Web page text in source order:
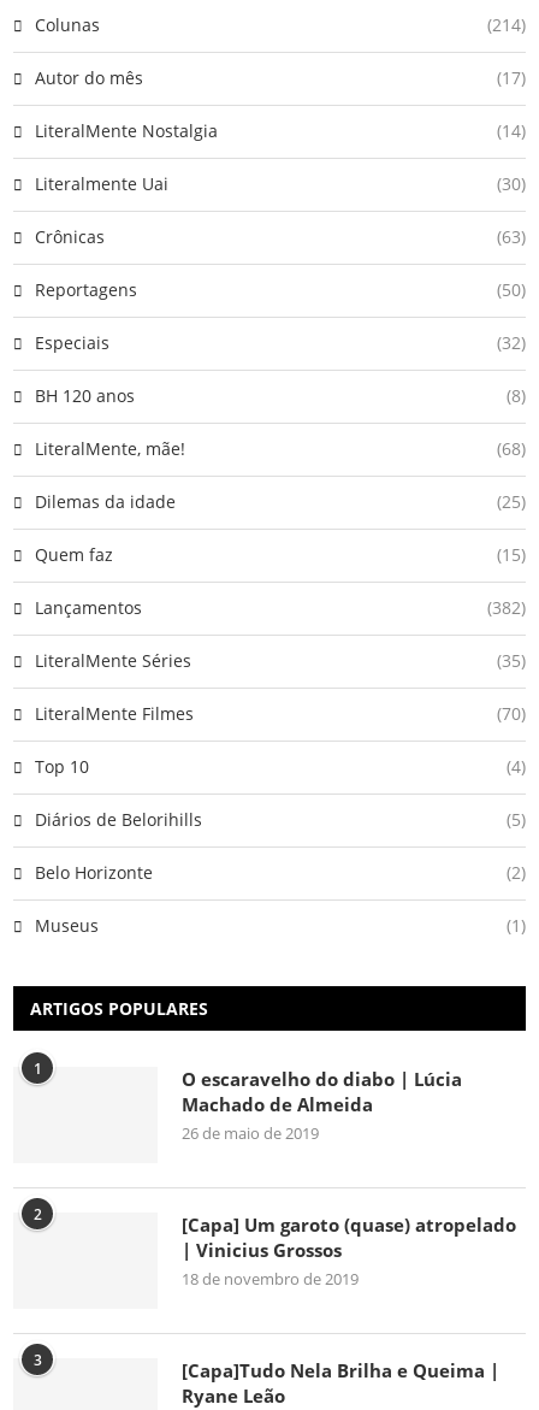
Colunas (214)
Autor do mês (17)
LiteralMente Nostalgia (14)
Literalmente Uai (30)
Crônicas (63)
Reportagens (50)
Especiais (32)
BH 120 anos (8)
LiteralMente, mãe! (68)
Dilemas da idade (25)
Quem faz (15)
Lançamentos (382)
LiteralMente Séries (35)
LiteralMente Filmes (70)
Top 10 (4)
Diários de Belorihills (5)
Belo Horizonte (2)
Museus (1)
ARTIGOS POPULARES
1
O escaravelho do diabo | Lúcia
Machado de Almeida
26 de maio de 2019
2
[Capa] Um garoto (quase) atropelado
| Vinicius Grossos
18 de novembro de 2019
3
[Capa]Tudo Nela Brilha e Queima |
Ryane Leão